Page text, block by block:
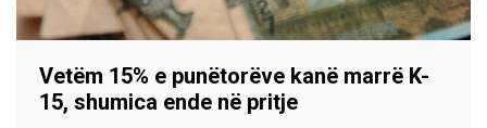
Vetëm 15% e punëtorëve kanë marrë K-
15, shumica ende në pritje